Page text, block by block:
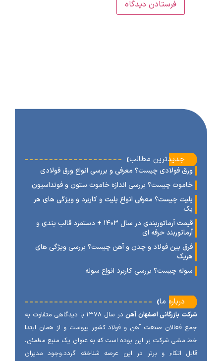
‹جدیدترین مطالب
فولادی چیست؟ معرفی و بررسی انواع ورق فولادی
چیست؟ بررسی اندازه خاموت ستون و فونداسیون
چیست؟ معرفی انواع پلیت و کاربرد و ویژگی های هر
قیمت آرماتوربندی در سال ۱۴۰۳ + دستمزد قالب بندی و
حرفه ای
بین فولاد و چدن و آهن چیست؟ بررسی ویژگی های
چیست؟ بررسی کاربرد انواع سوله
درباره ما
بازرگانی اصفهان آهن
در سال ۱۳۷۸ با دیدگاهی متفاوت به
فعالان صنعت آهن و فولاد کشور پیوست و از همان ابتدا
مشی شرکت بر این بوده است که به عنوان یک منبع مطمئن،
اتکاء و برتر در این عرصه شناخته گردد.وجود مدیران